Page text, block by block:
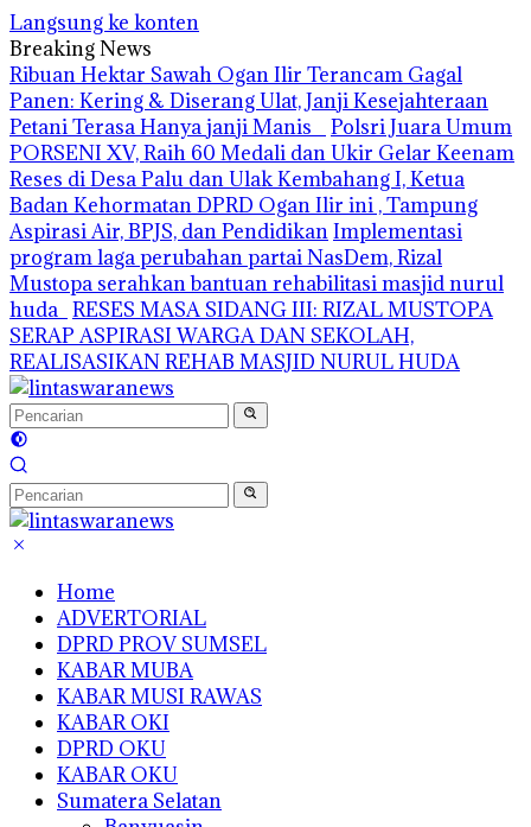
Langsung ke konten
Breaking News
Ribuan Hektar Sawah Ogan Ilir Terancam Gagal
Panen: Kering & Diserang Ulat, Janji Kesejahteraan
Petani Terasa Hanya janji Manis
Polsri Juara Umum
PORSENI XV, Raih 60 Medali dan Ukir Gelar Keenam
Reses di Desa Palu dan Ulak Kembahang I, Ketua
Badan Kehormatan DPRD Ogan Ilir ini , Tampung
Aspirasi Air, BPJS, dan PendidikanImplementasi
program laga perubahan partai NasDem, Rizal
Mustopa serahkan bantuan rehabilitasi masjid nurul
huda RESES MASA SIDANG III: RIZAL MUSTOPA
SERAP ASPIRASI WARGA DAN SEKOLAH,
REALISASIKAN REHAB MASJID NURUL HUDA
Home
ADVERTORIAL
DPRD PROV SUMSEL
KABAR MUBA
KABAR MUSI RAWAS
KABAR OKI
DPRD OKU
KABAR OKU
Sumatera Selatan